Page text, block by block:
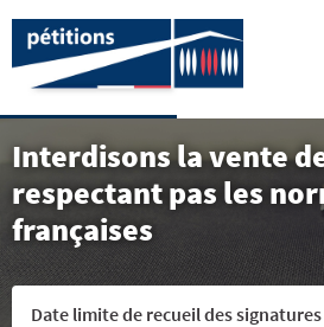
Interdisons la vente
respectant pas les
françaises
Date limite de recueil des signatures